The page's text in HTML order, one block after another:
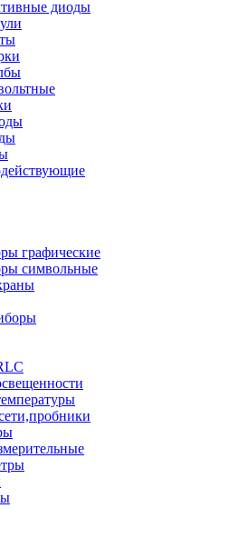
диоды
графические
символьные